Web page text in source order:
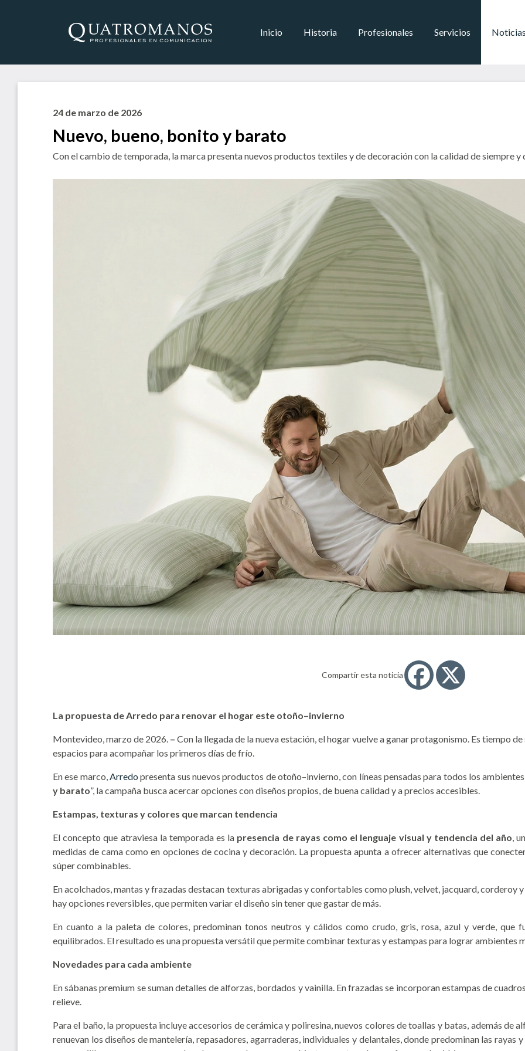
Inicio Historia Profesionales Servicios
24 de marzo de 2026
Nuevo, bueno, bonito y barato
Con el cambio de temporada, la marca presenta nuevos productos textiles y de decoración con la calidad de siempre
Compartir esta noticia
La propuesta de Arredo para renovar el hogar este otoño–invierno
Montevideo, marzo de 2026. – Con la llegada de la nueva estación, el hogar vuelve a ganar protagonismo. Es tiempo
espacios para acompañar los primeros días de frío.
En ese marco, Arredo presenta sus nuevos productos de otoño–invierno, con líneas pensadas para todos los
y barato”, la campaña busca acercar opciones con diseños propios, de buena calidad y a precios accesibles.
Estampas, texturas y colores que marcan tendencia
El concepto que atraviesa la temporada es la presencia de rayas como el lenguaje visual y tendencia del año ,
medidas de cama como en opciones de cocina y decoración. La propuesta apunta a ofrecer alternativas que
súper combinables.
En acolchados, mantas y frazadas destacan texturas abrigadas y confortables como plush, velvet, jacquard, corderoy
hay opciones reversibles, que permiten variar el diseño sin tener que gastar de más.
En cuanto a la paleta de colores, predominan tonos neutros y cálidos como crudo, gris, rosa, azul y verde, que
equilibrados. El resultado es una propuesta versátil que permite combinar texturas y estampas para lograr ambientes
Novedades para cada ambiente
En sábanas premium se suman detalles de alforzas, bordados y vainilla. En frazadas se incorporan estampas de
relieve.
Para el baño, la propuesta incluye accesorios de cerámica y poliresina, nuevos colores de toallas y batas, además de
renuevan los diseños de mantelería, repasadores, agarraderas, individuales y delantales, donde predominan las